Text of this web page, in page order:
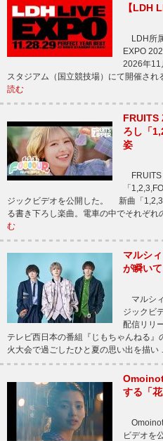
【LDH
LDH所
EXPO
2026年11
スタジアム（国立競技場）にて開催さ
読む
FRUITS
ろし「
姿
FRUITS
「
ジックビデオを公開した。 新曲「
る書き下ろし楽曲。電車の中でそれぞ
む
マルシ
が瞬い
マルシ
ジックビ
配信リリ
テレビ西日本の番組『じもちゃんねる
火大会で過ごしたひと夏の思い出を描い
する「
ビデオを